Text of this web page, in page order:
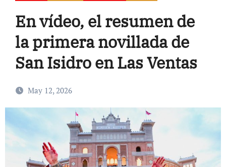
En vídeo, el resumen de
la primera novillada de
San Isidro en Las Ventas
May 12, 2026